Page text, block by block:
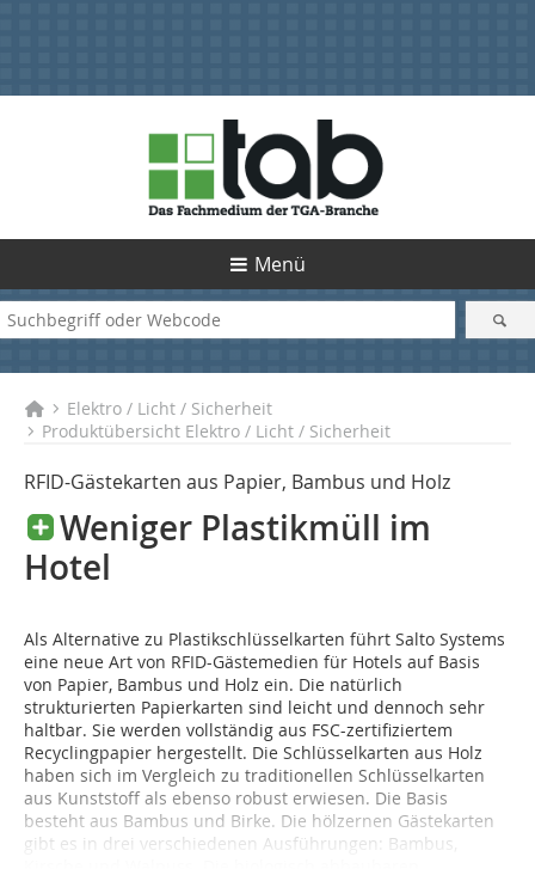
Menü
Elektro / Licht / Sicherheit
Produktübersicht Elektro / Licht / Sicherheit
RFID-Gästekarten aus Papier, Bambus und Holz
Weniger Plastikmüll im
Hotel
Als Alternative zu Plastikschlüsselkarten führt Salto Systems
eine neue Art von RFID-Gästemedien für Hotels auf Basis
von Papier, Bambus und Holz ein. Die natürlich
strukturierten Papierkarten sind leicht und dennoch sehr
haltbar. Sie werden vollständig aus FSC-zertifiziertem
Recyclingpapier hergestellt. Die Schlüsselkarten aus Holz
haben sich im Vergleich zu traditionellen Schlüsselkarten
aus Kunststoff als ebenso robust erwiesen. Die Basis
besteht aus Bambus und Birke. Die hölzernen Gästekarten
gibt es in drei verschiedenen Ausführungen: Bambus,